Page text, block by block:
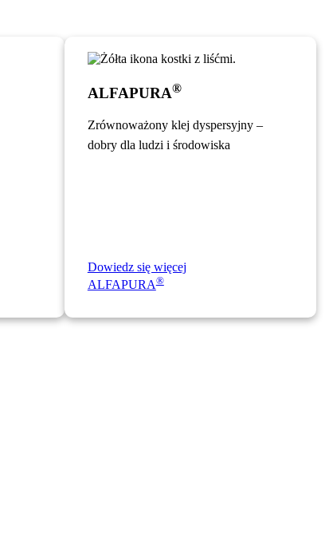
ALFAPURA®
Zrównoważony klej dyspersyjny –
dobry dla ludzi i środowiska
Dowiedz się więcej
ALFAPURA®